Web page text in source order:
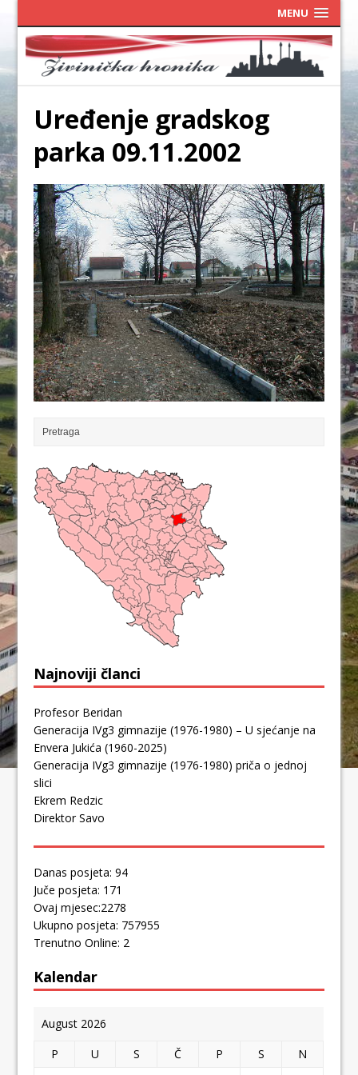
MENU
Uređenje gradskog
parka 09.11.2002
Najnoviji članci
Profesor Beridan
Generacija IVg3 gimnazije (1976-1980) – U sjećanje na
Envera Jukića (1960-2025)
Generacija IVg3 gimnazije (1976-1980) priča o jednoj
slici
Ekrem Redzic
Direktor Savo
Danas posjeta: 94
Juče posjeta: 171
Ovaj mjesec:2278
Ukupno posjeta: 757955
Trenutno Online: 2
Kalendar
August 2026
P
U S Č P S
N